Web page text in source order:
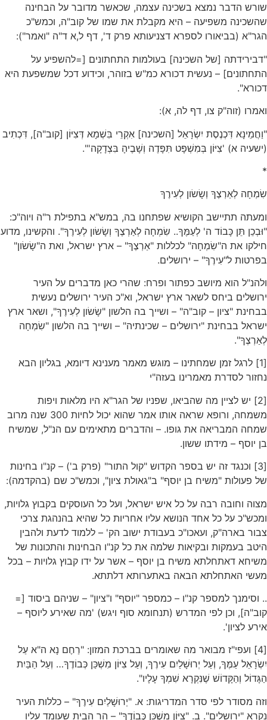
שורש הדבר נמצא בשכינה עצמה, שכאשר מדובר על הבחינה
שהשכינה משפיעה – היא מקבלת את שמו של קוב"ה, וכמש"כ
הגר"א (בביאורו לספרא דצניעותא פרק ד', דף ל,א ד"ה "ואמר"):
"דבירידתה [של השכינה] בעולמות התחתונים [=להשפיע על
התחתונים] – נעשית דכורא כמ"ש בזוהר, וכידוע דכל שמשפעת היא
דכורא".
ואמרו (זוה"ק צו, דף לה, א):
"וַחֲמֵינָא דִּכְנֶסֶת יִשְׂרָאֵל [השכינה] אִקְרֵי בִּשְׁמָא דְּצִיּוֹן [קוב"ה], דִּכְתִיב
(ישעיה א) 'צִיּוֹן בְּמִשְׁפָּט תִּפָּדֶה וְשָׁבֶיהָ בִּצְדָקָה'".
*
שִׂמְחָה לְאַרְצֶךָ וְשָׂשׂון לְעִירֶךָ
ומעתה תתיישב הקושיא שפתחנו בה, במש"א בתפילת ר"ה ויוה"כ:
"וּבְכֵן תֵּן כָּבוֹד ה' לְעַמֶּךָ.. שִׂמְחָה לְאַרְצֶךָ וְשָׂשׂון לְעִירֶךָ". והקשינו, מדוע
חילקו את ה"שִׂמְחָה" לכללות "אַרְצֶךָ" – ארץ ישראל, ואת ה"שָׂשׂון"
בפרטות ל"עִירֶךָ" – ירושלים.
ולהנ"ל הוא מיושב כפתור ופרח: שהרי כאן מדברים על העיר
ירושלים ביחס לשאר ארץ ישראל, וא"כ העיר ירושלים נעשית
בבחינת "ציון – קוב"ה" – ושייך בה הלשון "שָׂשׂון לְעִירֶךָ", ושאר ארץ
ישראל בבחינת "ירושלים – שכינתיה" – ושייך בה הלשון "שִׂמְחָה
לְאַרְצֶךָ".
[1] לרגל זמן שמחתינו – מוגש מאמר מענינא דיומא, בגליון הבא
נחזור לסדרת מאמרינו בעזה"י
[2] יש לציין מה שהביאו, שפניו של הגר"א היו מלאות ויפות
משמחה, ורופא שראה אותו אמר שהוא יכול לחיות 300 שנה מרוב
שמחה המבריאה את גופו. – והדברים מתאימים עם הנ"ל, שמשיח
בן יוסף – מידתו ששון.
[3] וכנגד זה יש בספר הקדוש "קול התור" (פרק ב') – קנ"ו בחינות
של פעולות "משיח בן יוסף" ב"גאולת ציון", וכמש"כ שם (בהקדמה):
מצוה וחובה רבה על כל איש ישראל, ועל כל העוסקים בקבוץ גלויות,
ומכש"כ על כל אחד הנושא עליו אחריות כל שהיא בהנהגת צרכי
צבור בארה"ק, ועאכו"כ בעבודת ישוב הק' – ללמוד לדעת ולהבין
היטב בעמקות ובקיאות שלמה את כל קנ"ו הבחינות והתכונות של
משיחא דאתחלתא משיח בן יוסף – אשר על ידו קבוץ גלויות – בכל
מעשי האתחלתא הבאה באתערותא דלתתא.
.. וסימנך למספר קנ"ו – כמספר "יוסף" ו"ציון" – שניהם ביסוד [=
קוב"ה], וכן לפי המדרש (תנחומא סוף ויגש) 'מה שאירע ליוסף –
אירע לציון'.
[4] ועפי"ז מבואר מה שאומרים בברכת המזון: "רַחֶם נָא ה"א עַל
יִשְׂרָאֵל עַמֶּךָ, וְעַל יְרוּשָׁלַיִם עִירֶךָ, וְעַל צִיּוֹן מִשְׁכַּן כְּבוֹדֶךָ… וְעַל הַבַּיִת
הַגָּדוֹל וְהַקָּדוֹשׁ שֶׁנִּקְרָא שִׁמְךָ עָלָיו".
וזה מסודר לפי סדר המדריגות: א. "יְרוּשָׁלַיִם עִירֶךָ" – כללות העיר
נקרא "ירושלים". ב. "צִיּוֹן מִשְׁכַּן כְּבוֹדֶךָ" – הר הבית שעומד עליו